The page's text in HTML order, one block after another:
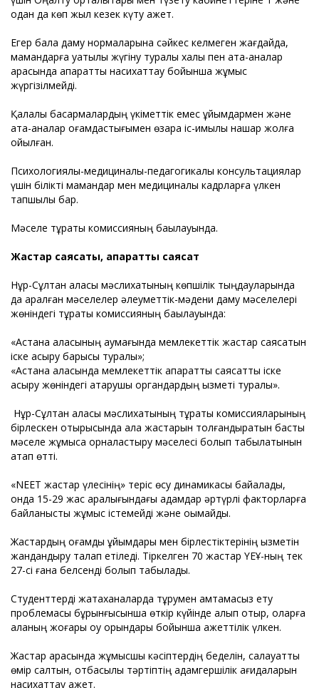
одан да көп жыл кезек күту қажет.
Егер бала даму нормаларына сәйкес келмеген жағдайда,
мамандарға уақтылы жүгіну туралы халық пен ата-аналар
арасында ақпараттық насихаттау бойынша жұмыс
жүргізілмейді.
Қалалық басқармалардың үкіметтік емес ұйымдармен және
ата-аналар қоғамдастығымен өзара іс-қимылы нашар жолға
қойылған.
Психологиялық-медициналық-педагогикалық консультациялар
үшін білікті мамандар мен медициналық кадрларға үлкен
тапшылық бар.
Мәселе тұрақты комиссияның бақылауында.
Жастар саясаты, ақпараттық саясат
Нұр-Сұлтан қаласы мәслихатының көпшілік тыңдауларында
да қаралған мәселелер әлеуметтік-мәдени даму мәселелері
жөніндегі тұрақты комиссияның бақылауында:
«Астана қаласының аумағында мемлекеттік жастар саясатын
іске асыру барысы туралы»;
«Астана қаласында мемлекеттік ақпараттық саясатты іске
асыру жөніндегі атқарушы органдардың қызметі туралы».
Нұр-Сұлтан қаласы мәслихатының тұрақты комиссияларының
бірлескен отырысында қала жастарын толғандыратын басты
мәселе жұмысқа орналастыру мәселесі болып табылатынын
атап өтті.
«NEET жастар үлесінің» теріс өсу динамикасы байқалады,
онда 15-29 жас аралығындағы адамдар әртүрлі факторларға
байланысты жұмыс істемейді және оқымайды.
Жастардың қоғамдық ұйымдары мен бірлестіктерінің қызметін
жандандыру талап етіледі. Тіркелген 70 жастар ҮЕҰ-ның тек
27-сі ғана белсенді болып табылады.
Студенттерді жатақханаларда тұрумен қамтамасыз ету
проблемасы бұрынғысынша өткір күйінде қалып отыр, оларға
қаланың жоғары оқу орындары бойынша қажеттілік үлкен.
Жастар арасында жұмысшы кәсіптердің беделін, салауатты
өмір салтын, отбасылық тәртіптің адамгершілік қағидаларын
насихаттау қажет.